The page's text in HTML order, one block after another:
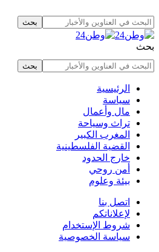
بحث
الرئيسية
سياسة
مال وأعمال
تراث وسياحة
المغرب الكبير
القضية الفلسطينية
خارج الحدود
أمن روحي
بيئة وعلوم
اتصل بنا
لإعلاناتكم
شروط الإستخدام
سياسة الخصوصية